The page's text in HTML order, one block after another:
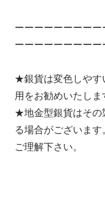
ーーーーーーーー
ーーーーーーーー
★銀貨は変色しやす
用をお勧めいたしま
★地金型銀貨はその
る場合がございます
ご理解下さい。